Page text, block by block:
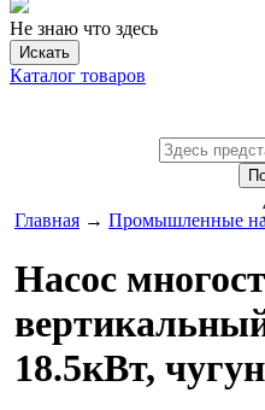
Не знаю что здесь
Искать
Каталог товаров
Главная → Промышленные
Насос
18.5кВт,